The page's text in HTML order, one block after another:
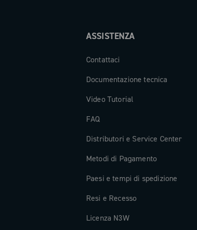
ASSISTENZA
Contattaci
Documentazione tecnica
Video Tutorial
FAQ
Distributori e Service Center
Metodi di Pagamento
Paesi e tempi di spedizione
Resi e Recesso
Licenza N3W